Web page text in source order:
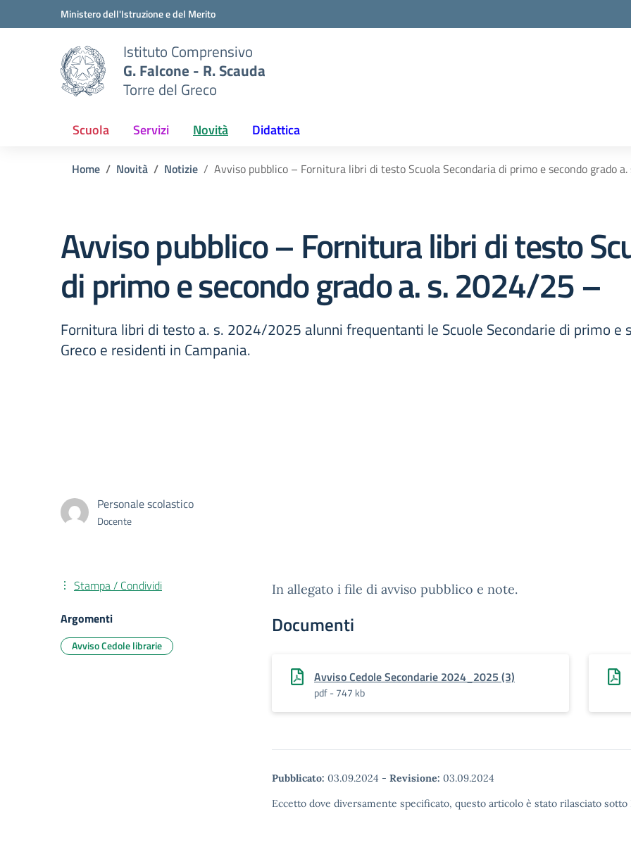
Vai ai contenuti
Vai al menu di navigazioneMinistero dell'Istruzione e del Merito
Istituto Comprensivo
G. Falcone - R. Scauda
Torre del Greco
Scuola Servizi Novità Didattica
Home Novità Notizie Avviso pubblico – Fornitura libri di testo Scuola Secondaria di primo e secondo grado
Avviso pubblico – Fornitura libri di testo
di primo e secondo grado a. s. 2024/25 –
Fornitura libri di testo a. s. 2024/2025 alunni frequentanti le Scuole Secondarie di primo e
Greco e residenti in Campania.
Personale scolastico
Docente
In allegato i file di avviso pubblico e note.
Documenti
Avviso Cedole Secondarie 2024_2025 (3)
pdf - 747 kb
Pubblicato: 03.09.2024 - Revisione: 03.09.2024
Eccetto dove diversamente specificato, questo articolo è stato rilasciato
Stampa / Condividi
Argomenti
Avviso Cedole librarie